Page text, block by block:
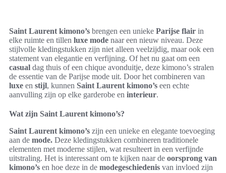
Saint Laurent kimono’s brengen een unieke Parijse flair in
elke ruimte en tillen luxe mode naar een nieuw niveau. Deze
stijlvolle kledingstukken zijn niet alleen veelzijdig, maar ook een
statement van elegantie en verfijning. Of het nu gaat om een
casual dag thuis of een chique avonduitje, deze kimono’s stralen
de essentie van de Parijse mode uit. Door het combineren van
luxe en stijl, kunnen Saint Laurent kimono’s een echte
aanvulling zijn op elke garderobe en interieur.
Wat zijn Saint Laurent kimono’s?
Saint Laurent kimono’s zijn een unieke en elegante toevoeging
aan de mode. Deze kledingstukken combineren traditionele
elementen met moderne stijlen, wat resulteert in een verfijnde
uitstraling. Het is interessant om te kijken naar de oorsprong van
kimono’s en hoe deze in de modegeschiedenis van invloed zijn